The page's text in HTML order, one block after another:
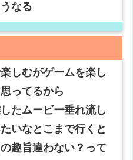
なる
しむがゲームを楽し
ってるから
たムービー垂れ流し
いなとこまで行くと
趣旨違わない？って